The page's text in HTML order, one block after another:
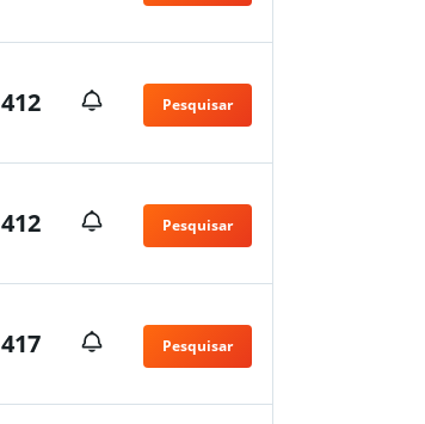
Pesquisar
Pesquisar
Pesquisar